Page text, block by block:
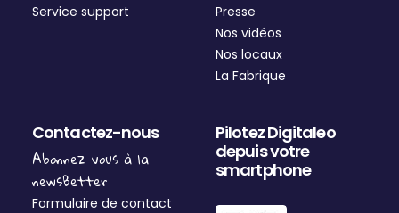
Service support
Presse
Nos vidéos
Nos locaux
La Fabrique
Contactez-nous
Abonnez-vous à la
newsBetter
Formulaire de contact
Pilotez Digitaleo
depuis votre
smartphone